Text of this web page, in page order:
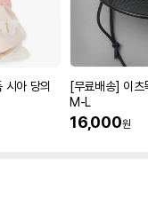
시아 당의
[무료배송] 이츠
M-L
16,000원